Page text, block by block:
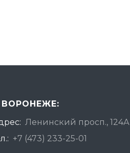
ВОРОНЕЖЕ:
Ленинский просп., 124А
+7 (473) 233-25-01